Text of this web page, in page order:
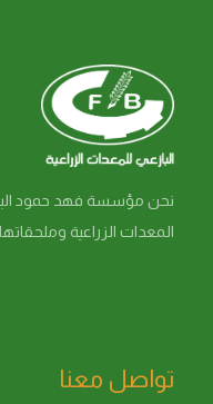
نحن مؤسسة فهد حمود
المعدات الزراعية وملحقاتها منذ
تواصل معنا